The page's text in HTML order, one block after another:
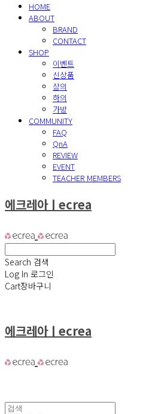
HOME
ABOUT
BRAND
CONTACT
SHOP
이벤트
신상품
상의
하의
가방
COMMUNITY
FAQ
QnA
REVIEW
EVENT
TEACHER MEMBERS
에크레아ㅣecrea
Search 검색
Log In 로그인
Cart장바구니
에크레아ㅣecrea